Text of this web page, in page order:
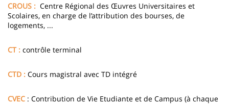
CROUS : Centre Régional des Œuvres Universitaires et
Scolaires, en charge de l’attribution des bourses, de
logements, ...
CT : contrôle terminal
CTD : Cours magistral avec TD intégré
CVEC : Contribution de Vie Etudiante et de Campus (à chaque